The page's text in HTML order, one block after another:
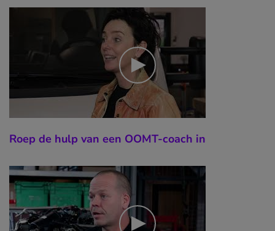
Roep de hulp van een OOMT-coach in